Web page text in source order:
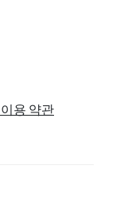
이용 약관